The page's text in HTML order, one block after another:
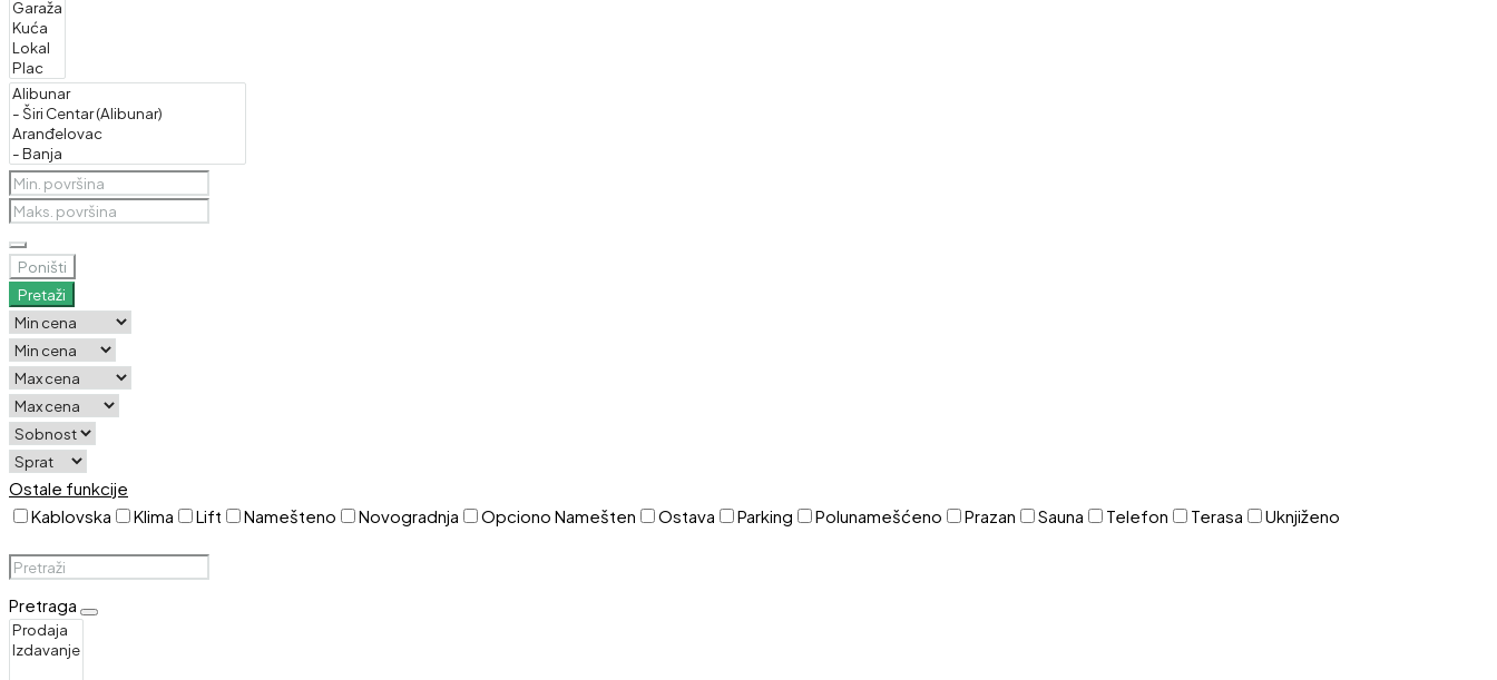
Poništi
Pretaži
Ostale funkcije
Kablovska
Klima Lift Namešteno Novogradnja Opciono Namešten Ostava Parking Polunamešćeno Prazan Sauna Telefon Terasa Uknjiženo
Pretraga